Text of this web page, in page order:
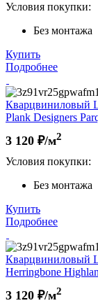
Условия покупки:
Без монтажа
Купить
Подробнее
Кварцвиниловый
Plank Designers
3 120 ₽/м2
Условия покупки:
Без монтажа
Купить
Подробнее
Кварцвиниловый
Herringbone
3 120 ₽/м2